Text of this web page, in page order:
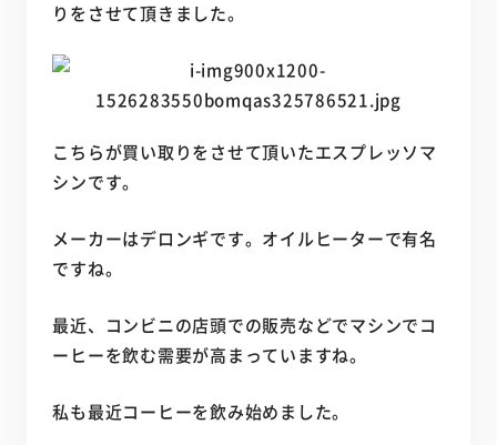
りをさせて頂きました。
こちらが買い取りをさせて頂いたエスプレッソマ
シンです。
メーカーはデロンギです。オイルヒーターで有名
ですね。
最近、コンビニの店頭での販売などでマシンでコ
ーヒーを飲む需要が高まっていますね。
私も最近コーヒーを飲み始めました。